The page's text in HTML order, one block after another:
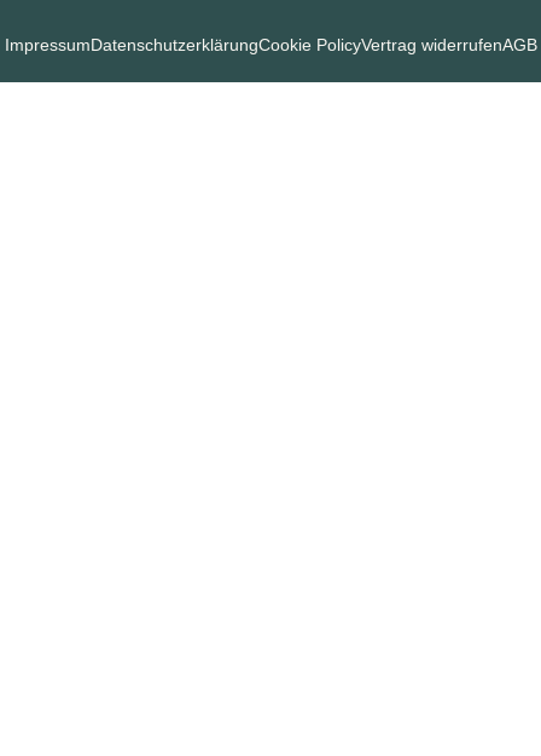
ImpressumDatenschutzerklärungCookie PolicyVertrag widerrufenAGB